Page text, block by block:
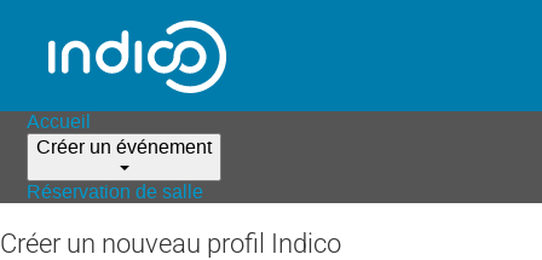
Accueil
Créer un événement
Réservation de salle
Créer un nouveau profil Indico